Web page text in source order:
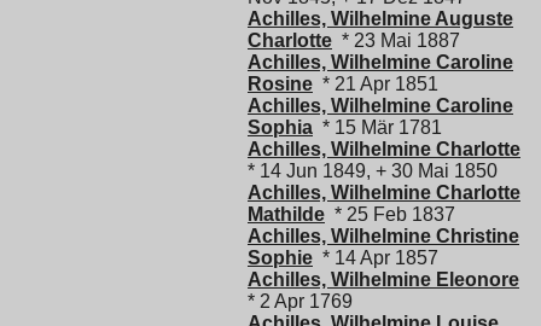
Achilles, Wilhelmine Auguste
Charlotte * 23 Mai 1887
Achilles, Wilhelmine Caroline
Rosine * 21 Apr 1851
Achilles, Wilhelmine Caroline
Sophia * 15 Mär 1781
Achilles, Wilhelmine Charlotte
* 14 Jun 1849, + 30 Mai 1850
Achilles, Wilhelmine Charlotte
Mathilde * 25 Feb 1837
Achilles, Wilhelmine Christine
Sophie * 14 Apr 1857
Achilles, Wilhelmine Eleonore
* 2 Apr 1769